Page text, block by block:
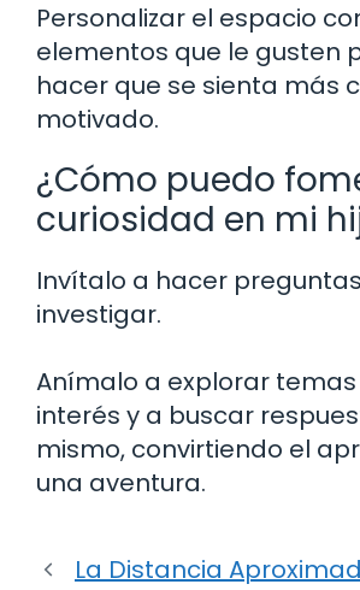
Personalizar el espacio
elementos que le gusten
hacer que se sienta más
motivado.
¿Cómo puedo
curiosidad en mi
Invítalo a hacer
investigar.
Anímalo a explorar temas
interés y a buscar
mismo, convirtiendo el
una aventura.
La Distancia